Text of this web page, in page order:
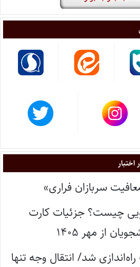
سربازان فراری»
چیست؟ جزئیات کارت
از مهر ۱۴۰۵
شد/ انتقال وجه تنها